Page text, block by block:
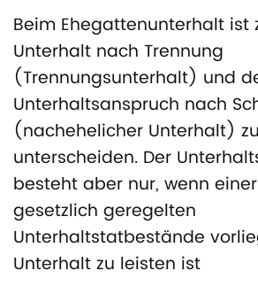
Beim Ehegattenunterhalt ist
Unterhalt nach Trennung
(Trennungsunterhalt) und
Unterhaltsanspruch nach
(nachehelicher Unterhalt) zu
unterscheiden. Der
besteht aber nur, wenn
gesetzlich geregelten
Unterhaltstatbestände
Unterhalt zu leisten ist